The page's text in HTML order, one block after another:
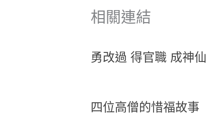
相關連結
勇改過 得官職 成神仙
四位高僧的惜福故事